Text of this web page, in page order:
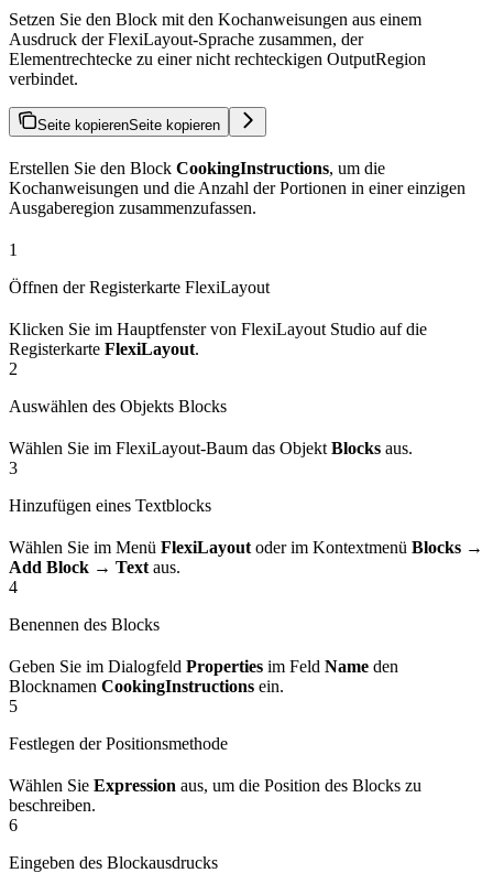
Setzen Sie den Block mit den Kochanweisungen aus einem
Ausdruck der FlexiLayout-Sprache zusammen, der
Elementrechtecke zu einer nicht rechteckigen OutputRegion
verbindet.
Seite kopierenSeite kopieren
Erstellen Sie den Block CookingInstructions, um die
Kochanweisungen und die Anzahl der Portionen in einer einzigen
Ausgaberegion zusammenzufassen.
1
Öffnen der Registerkarte FlexiLayout
Klicken Sie im Hauptfenster von FlexiLayout Studio auf die
Registerkarte FlexiLayout.
2
Auswählen des Objekts Blocks
Wählen Sie im FlexiLayout-Baum das Objekt Blocks aus.
3
Hinzufügen eines Textblocks
Wählen Sie im Menü FlexiLayout oder im Kontextmenü Blocks →
Add Block → Text aus.
4
Benennen des Blocks
Geben Sie im Dialogfeld Properties im Feld Name den
Blocknamen CookingInstructions ein.
5
Festlegen der Positionsmethode
Wählen Sie Expression aus, um die Position des Blocks zu
beschreiben.
6
Eingeben des Blockausdrucks